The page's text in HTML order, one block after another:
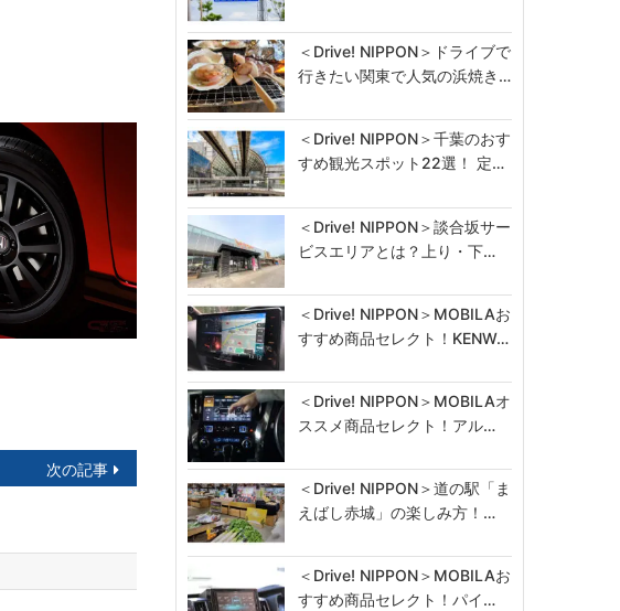
次の記事
＜Drive! NIPPON＞ドライブで
行きたい関東で人気の浜焼き…
＜Drive! NIPPON＞千葉のおす
すめ観光スポット22選！ 定…
＜Drive! NIPPON＞談合坂サー
ビスエリアとは？上り・下…
＜Drive! NIPPON＞MOBILAお
すすめ商品セレクト！KENW…
＜Drive! NIPPON＞MOBILAオ
ススメ商品セレクト！アル…
＜Drive! NIPPON＞道の駅「ま
えばし赤城」の楽しみ方！…
＜Drive! NIPPON＞MOBILAお
すすめ商品セレクト！パイ…